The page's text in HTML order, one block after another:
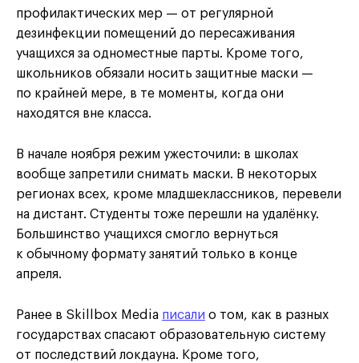
профилактических мер — от регулярной
дезинфекции помещений до пересаживания
учащихся за одноместные парты. Кроме того,
школьников обязали носить защитные маски —
по крайней мере, в те моменты, когда они
находятся вне класса.
В начале ноября режим ужесточили: в школах
вообще запретили снимать маски. В некоторых
регионах всех, кроме младшеклассников, перевели
на дистант. Студенты тоже перешли на удалёнку.
Большинство учащихся смогло вернуться
к обычному формату занятий только в конце
апреля.
Ранее в Skillbox Media писали о том, как в разных
государствах спасают образовательную систему
от последствий локдауна. Кроме того,